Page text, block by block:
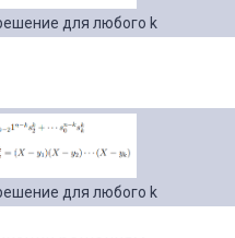
для любого k
для любого k